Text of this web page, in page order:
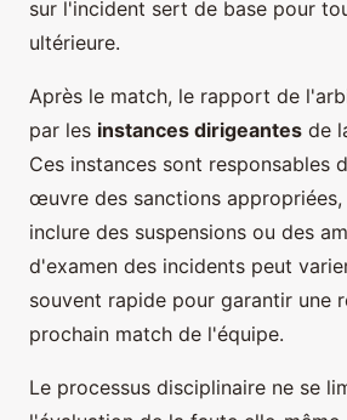
sur l'incident sert de base pour
ultérieure.
Après le match, le rapport de
par les instances dirigeantes de
Ces instances sont responsables
œuvre des sanctions appropriées,
inclure des suspensions ou des
d'examen des incidents peut
souvent rapide pour garantir une
prochain match de l'équipe.
Le processus disciplinaire ne se